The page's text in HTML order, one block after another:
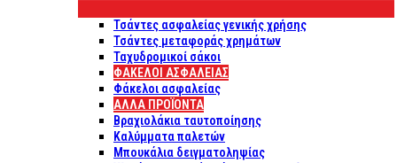
Τσάντες ασφαλείας γενικής χρήσης
Τσάντες μεταφοράς χρημάτων
Ταχυδρομικοί σάκοι
ΦΑΚΕΛΟΙ ΑΣΦΑΛΕΙΑΣ
Φάκελοι ασφαλείας
ΑΛΛΑ ΠΡΟΪΟΝΤΑ
Βραχιολάκια ταυτοποίησης
Καλύμματα παλετών
Μπουκάλια δειγματοληψίας